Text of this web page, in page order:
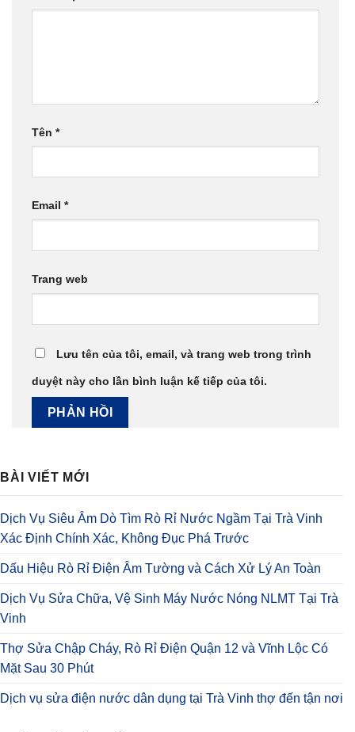
Tên *
Email *
Trang web
Lưu tên của tôi, email, và trang web trong trình
duyệt này cho lần bình luận kế tiếp của tôi.
BÀI VIẾT MỚI
Dịch Vụ Siêu Âm Dò Tìm Rò Rỉ Nước Ngầm Tại Trà Vinh
Xác Định Chính Xác, Không Đục Phá Trước
Dấu Hiệu Rò Rỉ Điện Âm Tường và Cách Xử Lý An Toàn
Dịch Vụ Sửa Chữa, Vệ Sinh Máy Nước Nóng NLMT Tại Trà
Vinh
Thợ Sửa Chập Cháy, Rò Rỉ Điện Quận 12 và Vĩnh Lộc Có
Mặt Sau 30 Phút
Dịch vụ sửa điện nước dân dụng tại Trà Vinh thợ đến tận nơi